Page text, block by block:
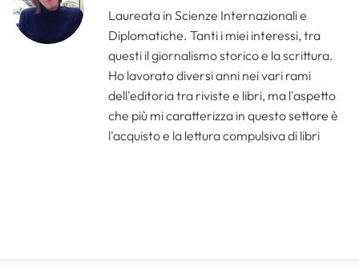
Laureata in Scienze Internazionali e
Diplomatiche. Tanti i miei interessi, tra
questi il giornalismo storico e la scrittura.
Ho lavorato diversi anni nei vari rami
dell'editoria tra riviste e libri, ma l'aspetto
che più mi caratterizza in questo settore è
l'acquisto e la lettura compulsiva di libri